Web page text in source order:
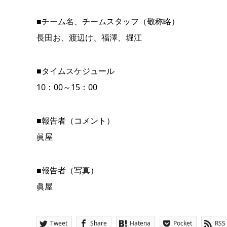
■チーム名、チームスタッフ（敬称略）
長田お、渡辺け、福澤、堀江
■タイムスケジュール
10：00～15：00
■報告者（コメント）
眞屋
■報告者（写真）
眞屋
Tweet Share Hatena Pocket RSS